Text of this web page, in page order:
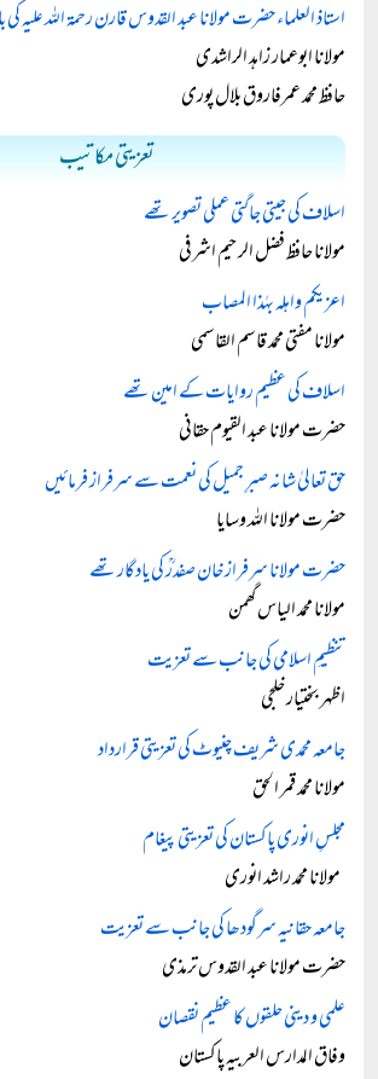
استاذ العلماء حضرت مولانا عبد القدوس قارن رحمۃ اللہ علیہ کی
مولانا ابوعمار زاہد الراشدی
حافظ محمد عمرفاروق بلال پوری
تعزیتی مکاتیب
اسلاف کی جیتی جاگتی عملی تصویر تھے
مولانا حافظ فضل الرحیم اشرفی
اعزيكم واهله بهٰذا المصاب
مولانا مفتی محمد قاسم القاسمی
اسلاف کی عظیم روایات کے امین تھے
حضرت مولانا عبد القیوم حقانی
حق تعالیٰ شانہ صبرِ جمیل کی نعمت سے سرفراز فرمائیں
حضرت مولانا اللہ وسایا
حضرت مولانا سرفراز خان صفدرؒ کی یادگار تھے
مولانا محمد الیاس گھمن
تنظیمِ اسلامی کی جانب سے تعزیت
اظہر بختیار خلجی
جامعہ محمدی شریف چنیوٹ کی تعزیتی قرارداد
مولانا محمد قمر الحق
مجلسِ انوری پاکستان کی تعزیتی پیغام
مولانا محمد راشد انوری
جامعہ حقانیہ سرگودھا کی جانب سے تعزیت
حضرت مولانا عبد القدوس ترمذی
علمی و دینی حلقوں کا عظیم نقصان
وفاق المدارس العربیہ پاکستان